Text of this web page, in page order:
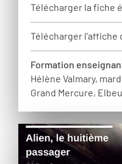
Télécharger la fiche
Télécharger l'affiche
Formation
Hélène Valmary,
Grand Mercure,